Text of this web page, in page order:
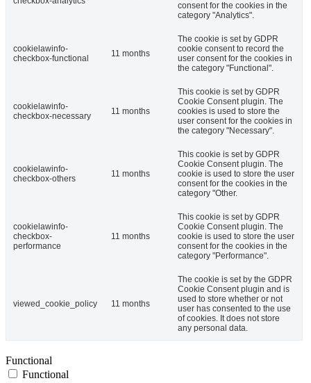
consent for the cookies in the
category "Analytics".
cookielawinfo-
checkbox-functional
11 months
The cookie is set by GDPR
cookie consent to record the
user consent for the cookies in
the category "Functional".
cookielawinfo-
checkbox-necessary
11 months
This cookie is set by GDPR
Cookie Consent plugin. The
cookies is used to store the
user consent for the cookies in
the category "Necessary".
cookielawinfo-
checkbox-others
11 months
This cookie is set by GDPR
Cookie Consent plugin. The
cookie is used to store the user
consent for the cookies in the
category "Other.
cookielawinfo-
checkbox-
performance
11 months
This cookie is set by GDPR
Cookie Consent plugin. The
cookie is used to store the user
consent for the cookies in the
category "Performance".
viewed_cookie_policy 11 months
The cookie is set by the GDPR
Cookie Consent plugin and is
used to store whether or not
user has consented to the use
of cookies. It does not store
any personal data.
Functional
Functional